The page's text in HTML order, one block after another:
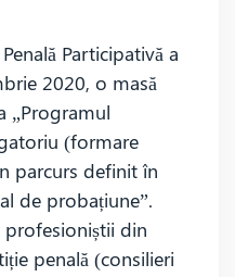
Participativă a
2020, o masă
„Programul
(formare
parcurs definit în
de probațiune”.
profesioniștii din
penală (consilieri